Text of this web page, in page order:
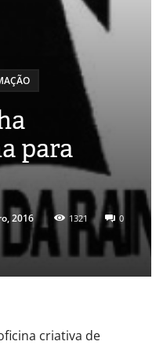
para
2016 1321 0
criativa de